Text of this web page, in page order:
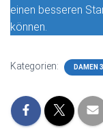
einen besseren
können.
Kategorien: DAMEN 3